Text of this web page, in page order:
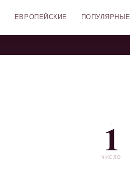
ЕВРОПЕЙСКИЕ ПОПУЛЯРНЫЕ
1
ЧИСЛО